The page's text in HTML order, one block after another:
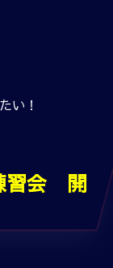
い！
習会 開